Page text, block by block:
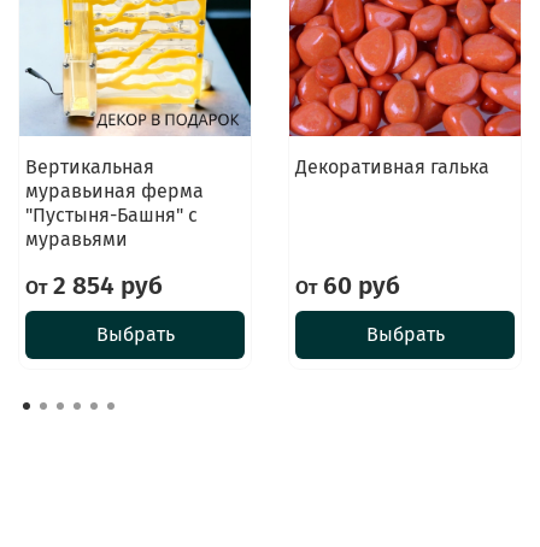
Вертикальная
муравьиная ферма
"Пустыня-Башня" с
муравьями
От2 854 руб
Выбрать
Декоративная галька
От60 руб
Выбрать